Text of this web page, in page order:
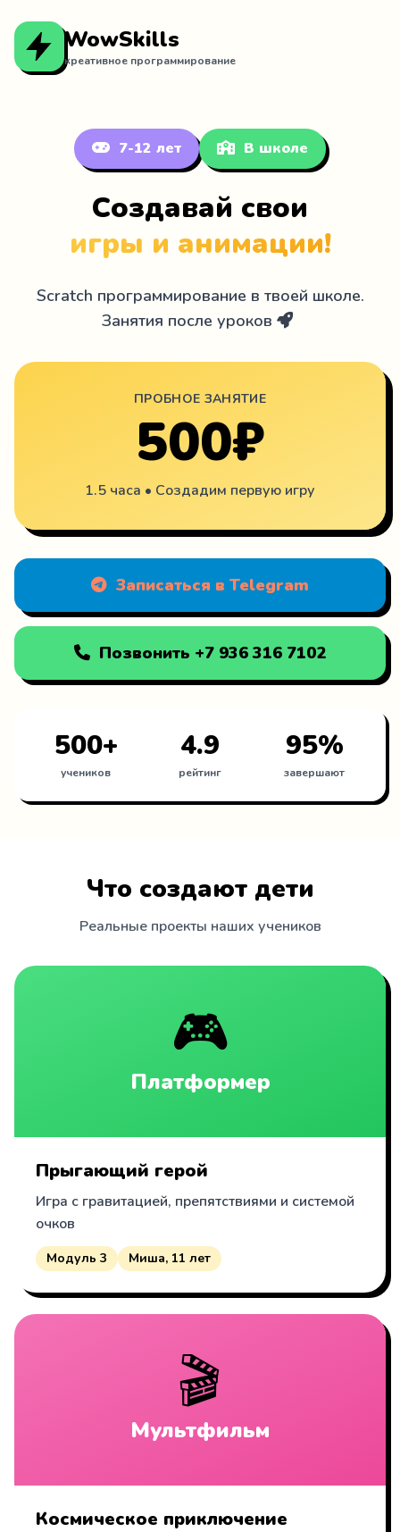
WowSkills
креативное программирование
7-12 лет В школе
Создавай свои
игры и анимации!
Scratch программирование в твоей школе.
Занятия после уроков
ПРОБНОЕ ЗАНЯТИЕ
500₽
1.5 часа • Создадим первую игру
Записаться в Telegram
Позвонить +7 936 316 7102
500+
учеников
4.9
рейтинг
95%
завершают
Что создают дети
Реальные проекты наших учеников
🎮
Платформер
Прыгающий герой
Игра с гравитацией, препятствиями и системой
очков
Модуль 3 Миша, 11 лет
🎬
Мультфильм
Космическое приключение